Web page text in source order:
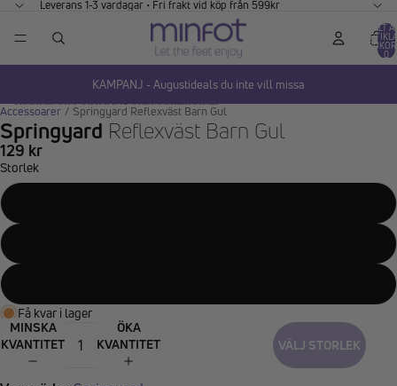
Leverans 1-3 vardagar • Fri frakt vid köp från 599kr
TOTALT
0
KAMPANJ - Augustideals du inte vill missa
HOPPA TILL PRODUKTINFORMATION
Accessoarer / Springyard Reflexväst Barn Gul
Springyard Reflexväst Barn Gul
129 kr
Storlek
Få kvar i lager
MINSKA
KVANTITET
ÖKA
KVANTITET
VÄLJ STORLEK